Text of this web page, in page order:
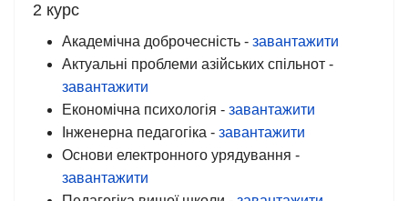
2 курс
Академічна доброчесність - завантажити
Актуальні проблеми азійських спільнот -
завантажити
Економічна психологія - завантажити
Інженерна педагогіка - завантажити
Основи електронного урядування -
завантажити